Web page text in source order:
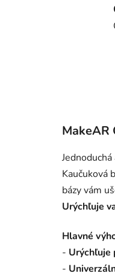
MakeAR
Kaučuková
bázy vám
Urýchľuje
Hlavné
- Urýchľuje
-